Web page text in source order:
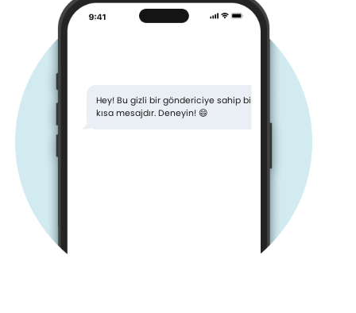
Hey! Bu gizli bir göndericiye sahip bir
kısa mesajdır. Deneyin! 😄